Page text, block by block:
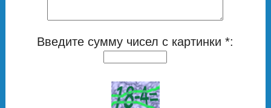
Введите сумму чисел с картинки *: